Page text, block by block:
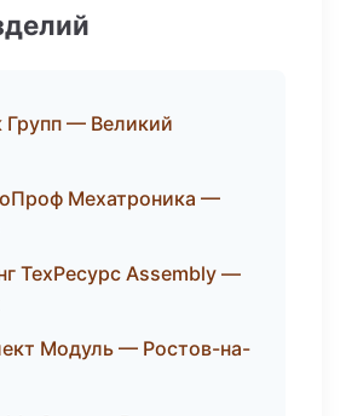
— Великий
Мехатроника —
ТехРесурс Assembly —
Модуль — Ростов-на-